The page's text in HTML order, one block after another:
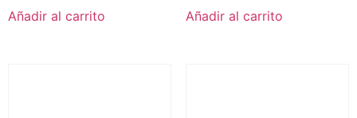
Añadir al carrito Añadir al carrito